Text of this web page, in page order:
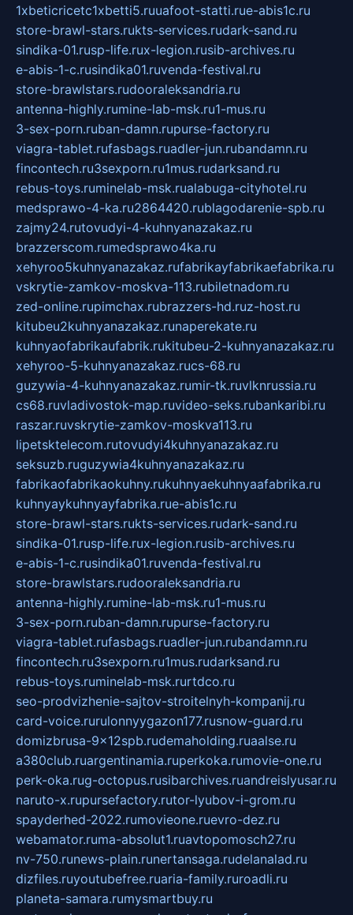
1xbeticricetc1xbetti5.ruuafoot-statti.rue-abis1c.ru
store-brawl-stars.rukts-services.rudark-sand.ru
sindika-01.rusp-life.rux-legion.rusib-archives.ru
e-abis-1-c.rusindika01.ruvenda-festival.ru
store-brawlstars.rudooraleksandria.ru
antenna-highly.rumine-lab-msk.ru1-mus.ru
3-sex-porn.ruban-damn.rupurse-factory.ru
viagra-tablet.rufasbags.ruadler-jun.rubandamn.ru
fincontech.ru3sexporn.ru1mus.rudarksand.ru
rebus-toys.ruminelab-msk.rualabuga-cityhotel.ru
medsprawo-4-ka.ru2864420.rublagodarenie-spb.ru
zajmy24.rutovudyi-4-kuhnyanazakaz.ru
brazzerscom.rumedsprawo4ka.ru
xehyroo5kuhnyanazakaz.rufabrikayfabrikaefabrika.ru
vskrytie-zamkov-moskva-113.rubiletnadom.ru
zed-online.rupimchax.rubrazzers-hd.ruz-host.ru
kitubeu2kuhnyanazakaz.runaperekate.ru
kuhnyaofabrikaufabrik.rukitubeu-2-kuhnyanazakaz.ru
xehyroo-5-kuhnyanazakaz.rucs-68.ru
guzywia-4-kuhnyanazakaz.rumir-tk.ruvlknrussia.ru
cs68.ruvladivostok-map.ruvideo-seks.rubankaribi.ru
raszar.ruvskrytie-zamkov-moskva113.ru
lipetsktelecom.rutovudyi4kuhnyanazakaz.ru
seksuzb.ruguzywia4kuhnyanazakaz.ru
fabrikaofabrikaokuhny.rukuhnyaekuhnyaafabrika.ru
kuhnyaykuhnyayfabrika.rue-abis1c.ru
store-brawl-stars.rukts-services.rudark-sand.ru
sindika-01.rusp-life.rux-legion.rusib-archives.ru
e-abis-1-c.rusindika01.ruvenda-festival.ru
store-brawlstars.rudooraleksandria.ru
antenna-highly.rumine-lab-msk.ru1-mus.ru
3-sex-porn.ruban-damn.rupurse-factory.ru
viagra-tablet.rufasbags.ruadler-jun.rubandamn.ru
fincontech.ru3sexporn.ru1mus.rudarksand.ru
rebus-toys.ruminelab-msk.rurtdco.ru
seo-prodvizhenie-sajtov-stroitelnyh-kompanij.ru
card-voice.rurulonnyygazon177.rusnow-guard.ru
domizbrusa-9x12spb.rudemaholding.ruaalse.ru
a380club.ruargentinamia.ruperkoka.rumovie-one.ru
perk-oka.rug-octopus.rusibarchives.ruandreislyusar.ru
naruto-x.rupursefactory.rutor-lyubov-i-grom.ru
spayderhed-2022.rumovieone.ruevro-dez.ru
webamator.ruma-absolut1.ruavtopomosch27.ru
nv-750.runews-plain.runertansaga.rudelanalad.ru
dizfiles.ruyoutubefree.ruaria-family.ruroadli.ru
planeta-samara.rumysmartbuy.ru